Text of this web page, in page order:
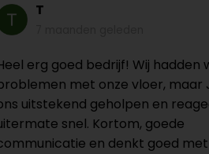
T
erg goed bedrijf! Wij hadden
met onze vloer, maar
uitstekend geholpen en
snel. Kortom, goede
en denkt goed